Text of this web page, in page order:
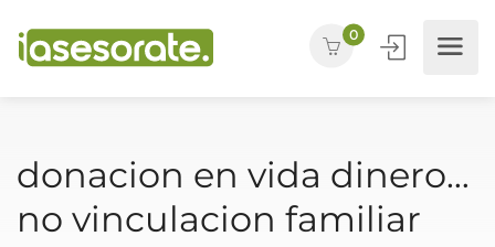
0
donacion en vida dinero…
no vinculacion familiar